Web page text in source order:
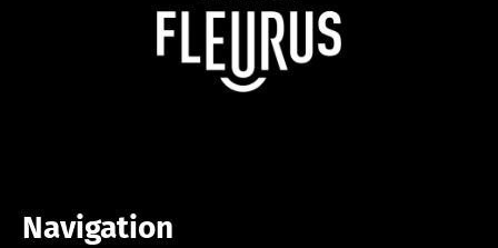
Navigation